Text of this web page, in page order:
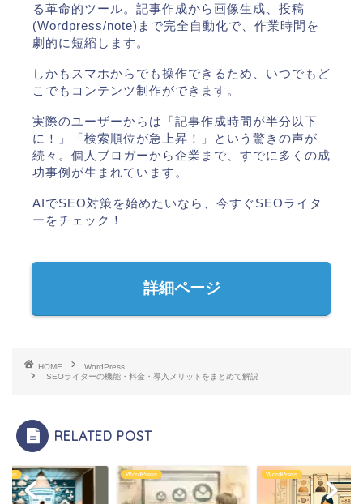
る革命的ツール。記事作成から画像生成、投稿
(Wordpress/note)まで完全自動化で、作業時間を
劇的に短縮します。
しかもスマホからでも操作できるため、いつでもど
こでもコンテンツ制作ができます。
実際のユーザーからは「記事作成時間が半分以下
に！」「検索順位が急上昇！」という驚きの声が
続々。個人ブロガーから企業まで、すでに多くの成
功事例が生まれています。
AIでSEO対策を始めたいなら、今すぐSEOライタ
ーをチェック！
詳細ページ
HOME
WordPress
SEOライターの機能・料金・導入メリットをまとめて解説
RELATED POST
WordPress WordPress